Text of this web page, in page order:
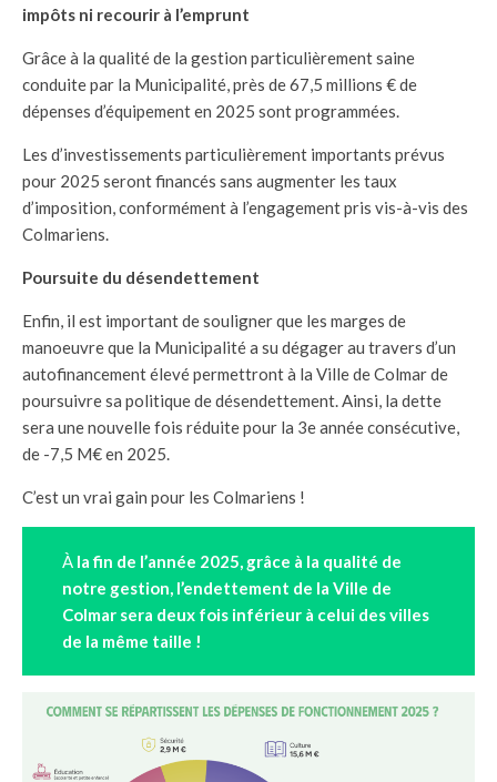
impôts ni recourir à l’emprunt
Grâce à la qualité de la gestion particulièrement saine
conduite par la Municipalité, près de 67,5 millions € de
dépenses d’équipement en 2025 sont programmées.
Les d’investissements particulièrement importants prévus
pour 2025 seront financés sans augmenter les taux
d’imposition, conformément à l’engagement pris vis-à-vis des
Colmariens.
Poursuite du désendettement
Enfin, il est important de souligner que les marges de
manoeuvre que la Municipalité a su dégager au travers d’un
autofinancement élevé permettront à la Ville de Colmar de
poursuivre sa politique de désendettement. Ainsi, la dette
sera une nouvelle fois réduite pour la 3e année consécutive,
de -7,5 M€ en 2025.
C’est un vrai gain pour les Colmariens !
Àla fin de l’année 2025, grâce à la qualité de
notre gestion, l’endettement de la Ville de
Colmar sera deux fois inférieur à celui des villes
de la même taille !